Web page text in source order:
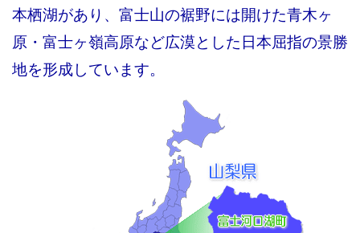
本栖湖があり、富士山の裾野には開けた青木ヶ
原・富士ヶ嶺高原など広漠とした日本屈指の景勝
地を形成しています。